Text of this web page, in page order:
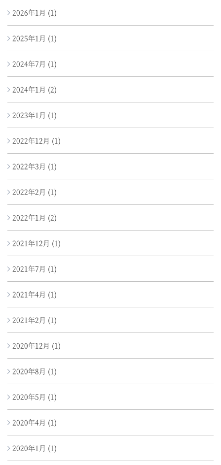
2026年1月 (1)
2025年1月 (1)
2024年7月 (1)
2024年1月 (2)
2023年1月 (1)
2022年12月 (1)
2022年3月 (1)
2022年2月 (1)
2022年1月 (2)
2021年12月 (1)
2021年7月 (1)
2021年4月 (1)
2021年2月 (1)
2020年12月 (1)
2020年8月 (1)
2020年5月 (1)
2020年4月 (1)
2020年1月 (1)